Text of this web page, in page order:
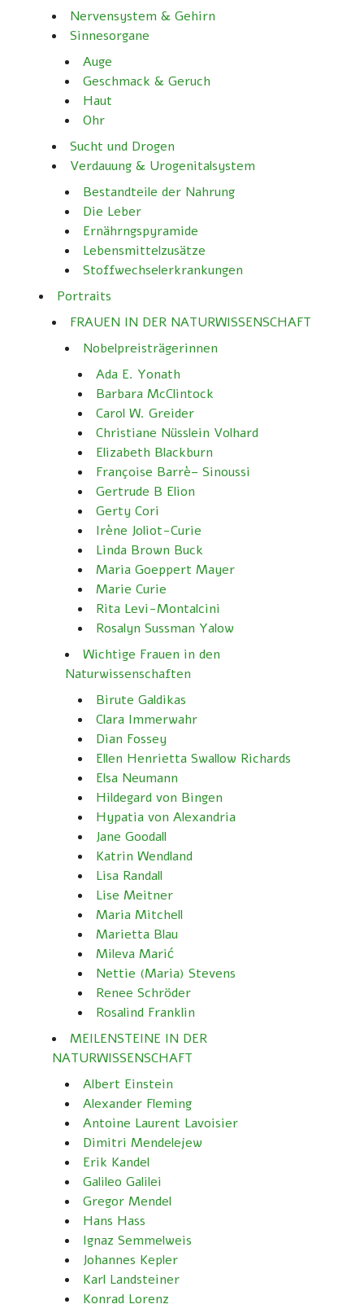
Nervensystem & Gehirn
Sinnesorgane
Auge
Geschmack & Geruch
Haut
Ohr
Sucht und Drogen
Verdauung & Urogenitalsystem
Bestandteile der Nahrung
Die Leber
Ernährngspyramide
Lebensmittelzusätze
Stoffwechselerkrankungen
Portraits
FRAUEN IN DER NATURWISSENSCHAFT
Nobelpreisträgerinnen
Ada E. Yonath
Barbara McClintock
Carol W. Greider
Christiane Nüsslein Volhard
Elizabeth Blackburn
Françoise Barrè– Sinoussi
Gertrude B Elion
Gerty Cori
Irène Joliot-Curie
Linda Brown Buck
Maria Goeppert Mayer
Marie Curie
Rita Levi-Montalcini
Rosalyn Sussman Yalow
Wichtige Frauen in den
Naturwissenschaften
Birute Galdikas
Clara Immerwahr
Dian Fossey
Ellen Henrietta Swallow Richards
Elsa Neumann
Hildegard von Bingen
Hypatia von Alexandria
Jane Goodall
Katrin Wendland
Lisa Randall
Lise Meitner
Maria Mitchell
Marietta Blau
Mileva Marić
Nettie (Maria) Stevens
Renee Schröder
Rosalind Franklin
MEILENSTEINE IN DER
NATURWISSENSCHAFT
Albert Einstein
Alexander Fleming
Antoine Laurent Lavoisier
Dimitri Mendelejew
Erik Kandel
Galileo Galilei
Gregor Mendel
Hans Hass
Ignaz Semmelweis
Johannes Kepler
Karl Landsteiner
Konrad Lorenz